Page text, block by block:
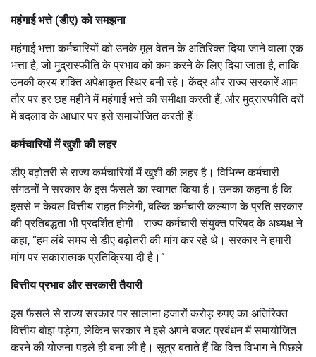
महंगाई भत्ते (डीए) को समझना
महंगाई भत्ता कर्मचारियों को उनके मूल वेतन के अतिरिक्त दिया जाने वाला एक
भत्ता है, जो मुद्रास्फीति के प्रभाव को कम करने के लिए दिया जाता है, ताकि
उनकी क्रय शक्ति अपेक्षाकृत स्थिर बनी रहे। केंद्र और राज्य सरकारें आम
तौर पर हर छह महीने में महंगाई भत्ते की समीक्षा करती हैं, और मुद्रास्फीति दरों
में बदलाव के आधार पर इसे समायोजित करती हैं।
कर्मचारियों में खुशी की लहर
डीए बढ़ोतरी से राज्य कर्मचारियों में खुशी की लहर है। विभिन्न कर्मचारी
संगठनों ने सरकार के इस फैसले का स्वागत किया है। उनका कहना है कि
इससे न केवल वित्तीय राहत मिलेगी, बल्कि कर्मचारी कल्याण के प्रति सरकार
की प्रतिबद्धता भी प्रदर्शित होगी। राज्य कर्मचारी संयुक्त परिषद के अध्यक्ष ने
कहा, “हम लंबे समय से डीए बढ़ोतरी की मांग कर रहे थे। सरकार ने हमारी
मांग पर सकारात्मक प्रतिक्रिया दी है।”
वित्तीय प्रभाव और सरकारी तैयारी
इस फैसले से राज्य सरकार पर सालाना हजारों करोड़ रुपए का अतिरिक्त
वित्तीय बोझ पड़ेगा, लेकिन सरकार ने इसे अपने बजट प्रबंधन में समायोजित
करने की योजना पहले ही बना ली है। सूत्र बताते हैं कि वित्त विभाग ने पिछले